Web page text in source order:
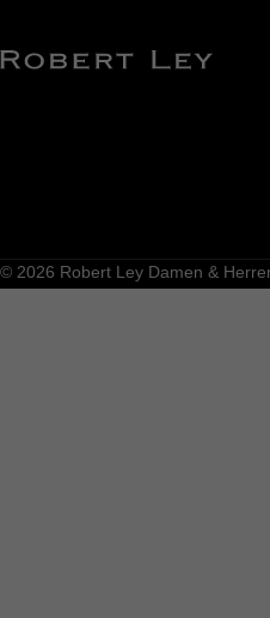
© 2026 Robert Ley Damen &